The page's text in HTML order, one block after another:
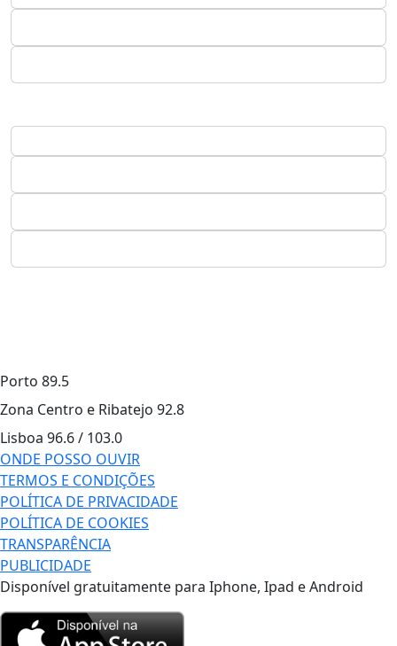
Porto 89.5
Zona Centro e Ribatejo 92.8
Lisboa 96.6 / 103.0
ONDE POSSO OUVIR
TERMOS E CONDIÇÕES
POLÍTICA DE PRIVACIDADE
POLÍTICA DE COOKIES
TRANSPARÊNCIA
PUBLICIDADE
Disponível gratuitamente para Iphone, Ipad e Android